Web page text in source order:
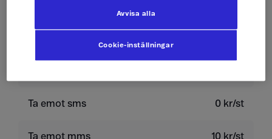
Ta emot sms 0 kr/st
Ta emot mms 10 kr/st
Cookie-inställningar
Avvisa alla